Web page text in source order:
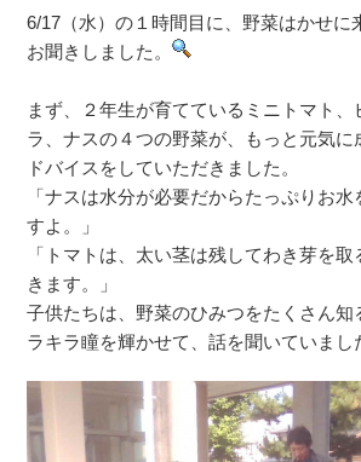
6/17（水）の１時間目に、野菜はかせに
お聞きしました。
まず、２年生が育てているミニトマト、
ラ、ナスの４つの野菜が、もっと元気に
ドバイスをしていただきました。
「ナスは水分が必要だからたっぷりお
すよ。」
「トマトは、太い茎は残してわき芽を
きます。」
子供たちは、野菜のひみつをたくさん知
ラキラ瞳を輝かせて、話を聞いていまし